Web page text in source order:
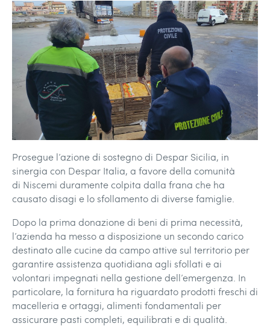
Prosegue l’azione di sostegno di Despar Sicilia, in
sinergia con Despar Italia, a favore della comunità
di Niscemi duramente colpita dalla frana che ha
causato disagi e lo sfollamento di diverse famiglie.
Dopo la prima donazione di beni di prima necessità,
l’azienda ha messo a disposizione un secondo carico
destinato alle cucine da campo attive sul territorio per
garantire assistenza quotidiana agli sfollati e ai
volontari impegnati nella gestione dell’emergenza. In
particolare, la fornitura ha riguardato prodotti freschi di
macelleria e ortaggi, alimenti fondamentali per
assicurare pasti completi, equilibrati e di qualità.